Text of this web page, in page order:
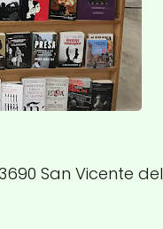
San Vicente del